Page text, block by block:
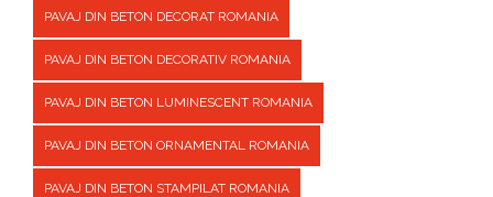
PAVAJ DIN BETON DECORAT ROMANIA
PAVAJ DIN BETON DECORATIV ROMANIA
PAVAJ DIN BETON LUMINESCENT ROMANIA
PAVAJ DIN BETON ORNAMENTAL ROMANIA
PAVAJ DIN BETON STAMPILAT ROMANIA